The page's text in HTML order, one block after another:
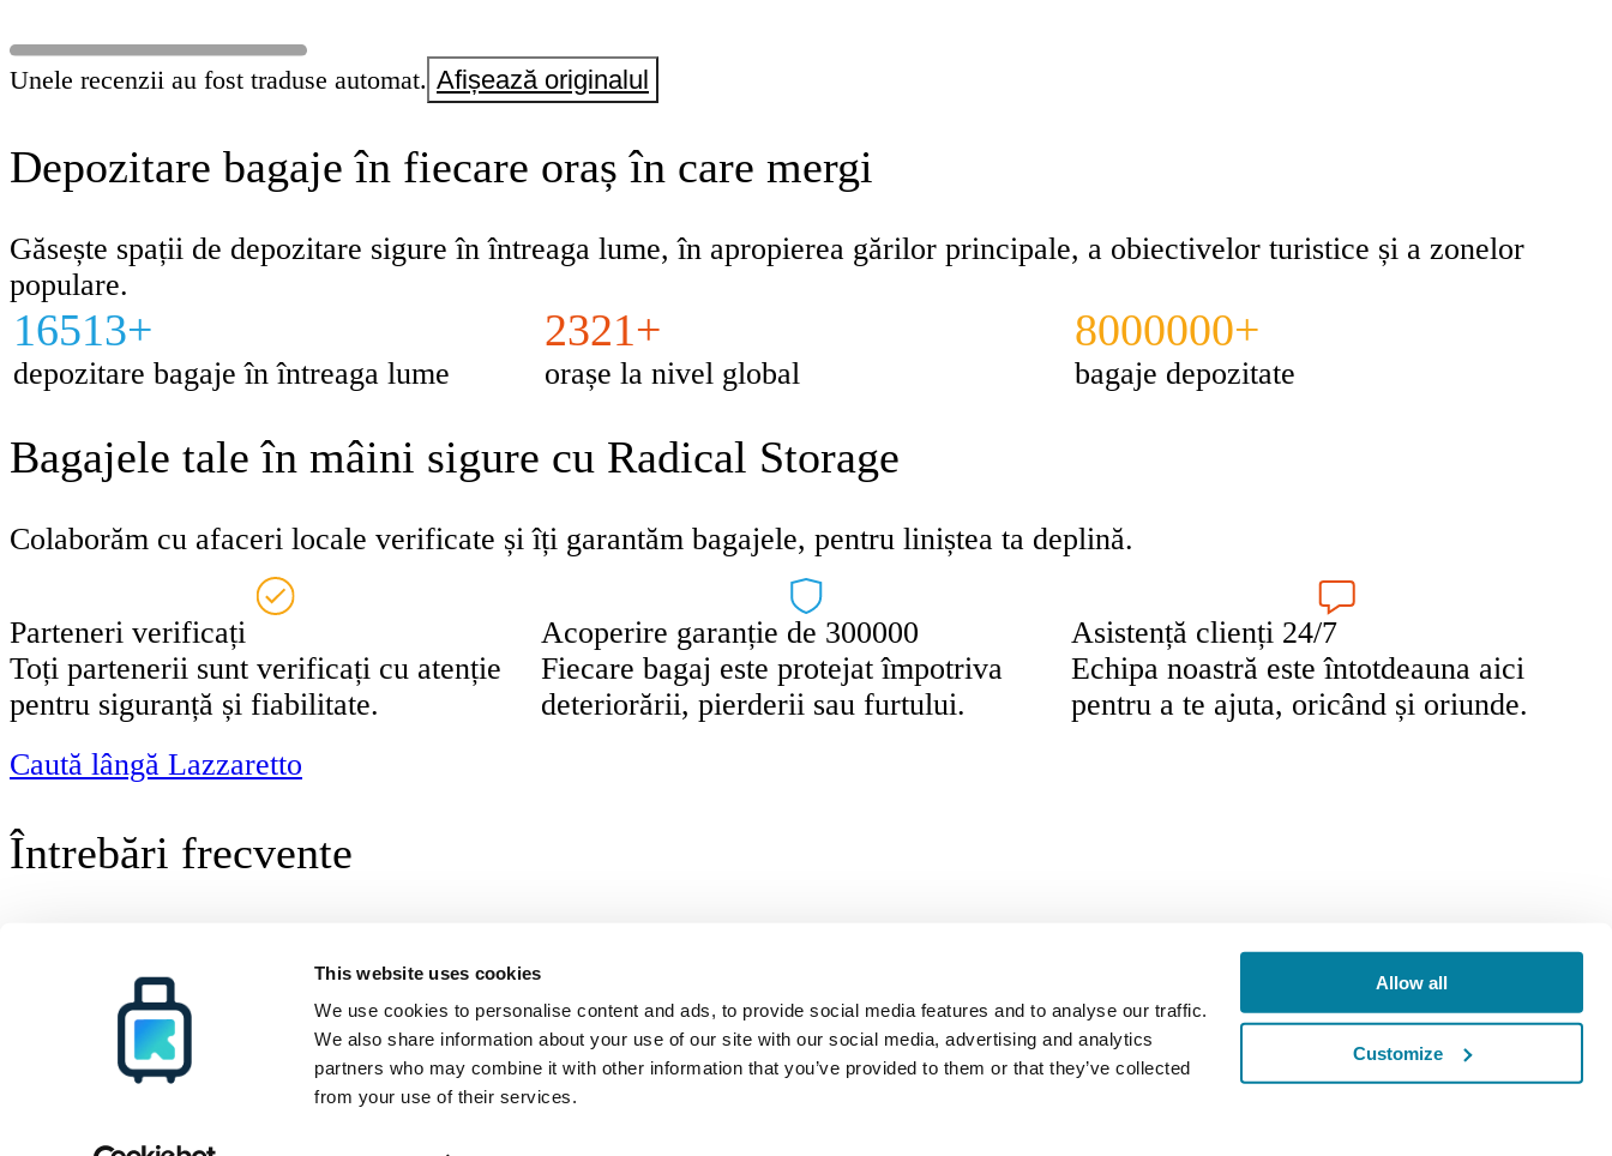
This website uses cookies
We use cookies to personalise content and ads, to provide social media features and to analyse our traffic.
We also share information about your use of our site with our social media, advertising and analytics
partners who may combine it with other information that you’ve provided to them or that they’ve collected
from your use of their services.
Allow all
Customize
Unele recenzii au fost traduse automat. Afișează originalul
Depozitare bagaje în fiecare oraș în care mergi
Găsește spații de depozitare sigure în întreaga lume, în apropierea gărilor principale, a obiectivelor turistice și a zonelor
populare.
16513+
depozitare bagaje în întreaga lume
2321+
orașe la nivel global
8000000+
bagaje depozitate
Bagajele tale în mâini sigure cu Radical Storage
Colaborăm cu afaceri locale verificate și îți garantăm bagajele, pentru liniștea ta deplină.
Parteneri verificați
Toți partenerii sunt verificați cu atenție
pentru siguranță și fiabilitate.
Acoperire garanție de 300000
Fiecare bagaj este protejat împotriva
deteriorării, pierderii sau furtului.
Asistență clienți 24/7
Echipa noastră este întotdeauna aici
pentru a te ajuta, oricând și oriunde.
Caută lângă Lazzaretto
Întrebări frecvente
Devino partener
Contactează-ne
Toate destinațiile
Termeni
Politica privind modulele cookie
Romanian
© Radical Storage • Lean Team S.R.L. • P. IVA 14104111001
Radical este finanțat și de fondul de investiții „Vertis Venture 4 Scaleup Lazio” gestionat de Vertis SGR S.p.A. și susținut de Uniunea Europeană NextGerenation EU și: